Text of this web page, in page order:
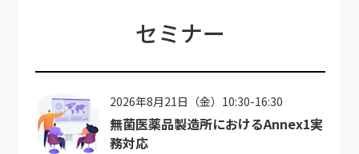
セミナー
2026年8月21日（金）10:30-16:30
無菌医薬品製造所におけるAnnex1実
務対応